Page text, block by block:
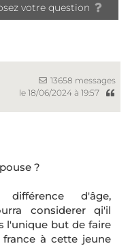
votre question
13658 messages
le 18/06/2024 à 19:57
?
d'âge,
considerer qi'il
l'unique but de faire
à cette jeune